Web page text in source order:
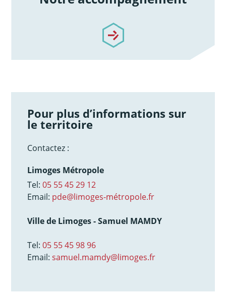
/notre-accompagnement
Pour plus d’informations sur
le territoire
Contactez :
Limoges Métropole
Tel:05 55 45 29 12
Email: pde@limoges-métropole.fr
Ville de Limoges - Samuel MAMDY
Tel:05 55 45 98 96
Email:samuel.mamdy@limoges.fr